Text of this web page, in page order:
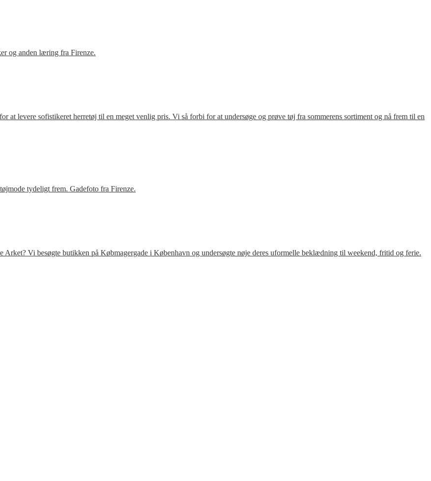
og anden læring fra Firenze.
levere sofistikeret herretøj til en meget venlig pris. Vi så forbi for at undersøge og prøve tøj fra sommerens sortiment og nå frem til en
tydeligt frem. Gadefoto fra Firenze.
Vi besøgte butikken på Købmagergade i København og undersøgte nøje deres uformelle beklædning til weekend, fritid og ferie.